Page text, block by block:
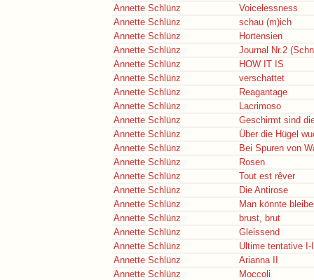
Annette Schlünz
Voicelessness
Annette Schlünz
schau (m)ich
Annette Schlünz
Hortensien
Annette Schlünz
Journal Nr.2
Annette Schlünz
HOW IT IS
Annette Schlünz
verschattet
Annette Schlünz
Reagantage
Annette Schlünz
Lacrimoso
Annette Schlünz
Geschirmt sind
Annette Schlünz
Über die Hügel
Annette Schlünz
Bei Spuren von
Annette Schlünz
Rosen
Annette Schlünz
Tout est rêver
Annette Schlünz
Die Antirose
Annette Schlünz
Man könnte
Annette Schlünz
brust, brut
Annette Schlünz
Gleissend
Annette Schlünz
Ultime tentative I-
Annette Schlünz
Arianna II
Annette Schlünz
Moccoli